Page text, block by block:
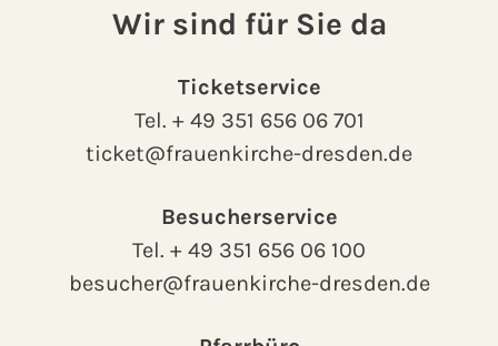
Wir sind für Sie da
Ticketservice
Tel. + 49 351 656 06 701
ticket@frauenkirche-dresden.de
Besucherservice
Tel. + 49 351 656 06 100
besucher@frauenkirche-dresden.de